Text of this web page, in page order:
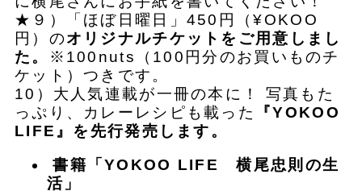
★９）「ほぼ日曜日」450円（¥OKOO
円）のオリジナルチケットをご用意しまし
た。
※100nuts（100円分のお買いものチ
ケット）つきです。
10）大人気連載が一冊の本に！ 写真もた
っぷり、カレーレシピも載った
『YOKOO
LIFE』を先行発売します。
書籍「YOKOO LIFE 横尾忠則の生
活」